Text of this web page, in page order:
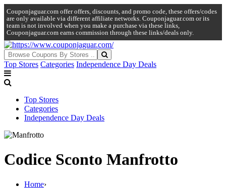
Couponjaguar.com offer offers, discounts, and promo code, these offers/codes
are only available via different affiliate networks. Couponjaguar.com or its
team is not involved when you make a purchase via these links,
Couponjaguar.com earns commission through these links/deals only.
Top Stores Categories Independence Day Deals
Top Stores
Categories
Independence Day Deals
Codice Sconto Manfrotto
Home›